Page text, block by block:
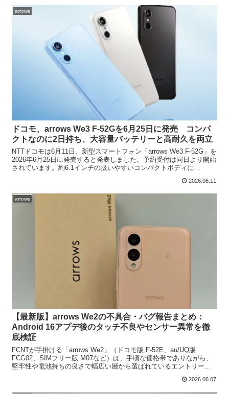
arrows
ドコモ、arrows We3 F-52Gを6月25日に発売 コンパ
クトなのに2日持ち、大容量バッテリーと高耐久を両立
NTTドコモは6月11日、新型スマートフォン「arrows We3 F-52G」を
2026年6月25日に発売すると発表しました。予約受付は同日より開始
されています。約6.1インチの扱いやすいコンパクトボディに
2026.06.11
arrows
【最新版】arrows We2の不具合・バグ報告まとめ：
Android 16アプデ後のタッチ不良やセンサー異常を徹
底検証
FCNTが手掛ける「arrows We2」（ドコモ版 F-52E、au/UQ版
FCG02、SIMフリー版 M07など）は、手頃な価格帯でありながら、
堅牢性や電池持ちの良さで幅広い層から選ばれているエントリーモ
2026.06.07